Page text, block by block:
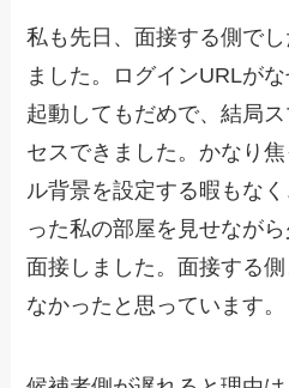
私も先日、面接する側で
ました。ログインURLが
起動してもだめで、結局
セスできました。かなり
ル背景を設定する暇もな
った私の部屋を見せなが
面接しました。面接する
なかったと思っています。